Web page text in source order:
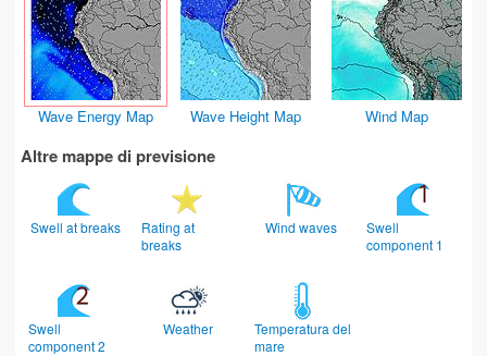
Wave Energy Map Wave Height Map Wind Map
Altre mappe di previsione
Swell at breaks
Rating at
breaks
Wind waves
Swell
component 1
Swell
component 2
Weather
Temperatura del
mare